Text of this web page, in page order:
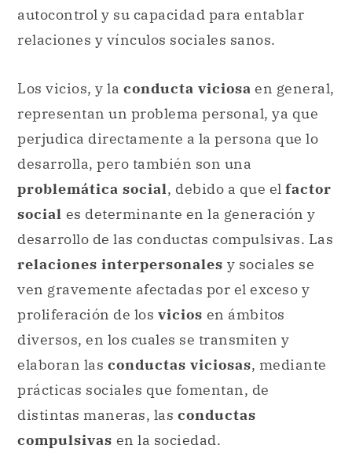
autocontrol y su capacidad para entablar
relaciones y vínculos sociales sanos.
Los vicios, y la conducta viciosa en general,
representan un problema personal, ya que
perjudica directamente a la persona que lo
desarrolla, pero también son una
problemática social, debido a que el factor
social es determinante en la generación y
desarrollo de las conductas compulsivas. Las
relaciones interpersonales y sociales se
ven gravemente afectadas por el exceso y
proliferación de los vicios en ámbitos
diversos, en los cuales se transmiten y
elaboran las conductas viciosas, mediante
prácticas sociales que fomentan, de
distintas maneras, las conductas
compulsivas en la sociedad.